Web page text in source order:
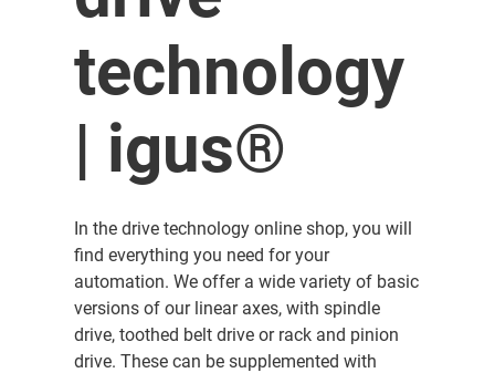
technology
| igus®
In the drive technology online shop, you will
find everything you need for your
automation. We offer a wide variety of basic
versions of our linear axes, with spindle
drive, toothed belt drive or rack and pinion
drive. These can be supplemented with